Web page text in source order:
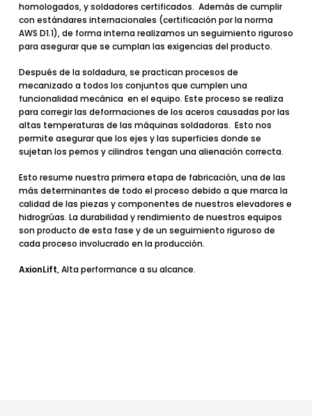
homologados, y soldadores certificados. Además de cumplir
con estándares internacionales (certificación por la norma
AWS D1.1), de forma interna realizamos un seguimiento riguroso
para asegurar que se cumplan las exigencias del producto.
Después de la soldadura, se practican procesos de
mecanizado a todos los conjuntos que cumplen una
funcionalidad mecánica en el equipo. Este proceso se realiza
para corregir las deformaciones de los aceros causadas por las
altas temperaturas de las máquinas soldadoras. Esto nos
permite asegurar que los ejes y las superficies donde se
sujetan los pernos y cilindros tengan una alienación correcta.
Esto resume nuestra primera etapa de fabricación, una de las
más determinantes de todo el proceso debido a que marca la
calidad de las piezas y componentes de nuestros elevadores e
hidrogrúas. La durabilidad y rendimiento de nuestros equipos
son producto de esta fase y de un seguimiento riguroso de
cada proceso involucrado en la producción.
AxionLift, Alta performance a su alcance.